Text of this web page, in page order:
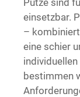
Putze sind
einsetzbar.
–
eine schier
bestimmen